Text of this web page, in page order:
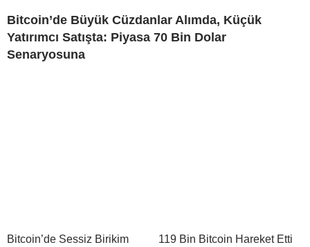
Bitcoin’de Büyük Cüzdanlar Alımda, Küçük
Yatırımcı Satışta: Piyasa 70 Bin Dolar
Senaryosuna
Bitcoin’de Sessiz Birikim
119 Bin Bitcoin Hareket Etti